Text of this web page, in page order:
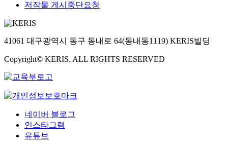
저작물 게시중단요청
41061 대구광역시 동구 동내로 64(동내동1119) KERIS빌딩
Copyright© KERIS. ALL RIGHTS RESERVED
네이버 블로그
인스타그램
유튜브